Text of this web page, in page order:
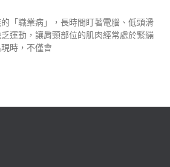
「職業病」，長時間盯著電腦、低頭滑
運動，讓肩頸部位的肌肉經常處於緊繃
時，不僅會